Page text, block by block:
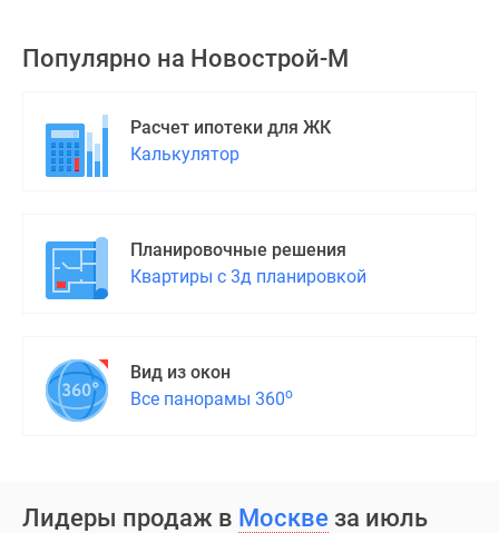
Популярно на Новострой-М
Расчет ипотеки для ЖК
Калькулятор
Планировочные решения
Квартиры с 3д планировкой
Вид из окон
Все панорамы 360о
Лидеры продаж в Москве за июль